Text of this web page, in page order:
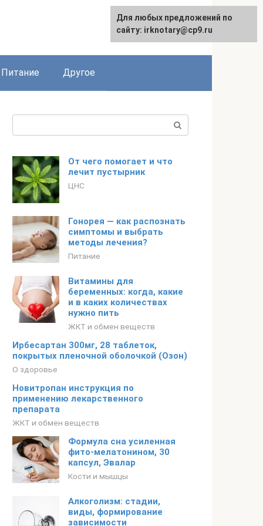
Питание Другое
От чего помогает и что
лечит пустырник
ЦНС
Гонорея — как распознать
симптомы и выбрать
методы лечения?
Питание
Витамины для
беременных: когда, какие
и в каких количествах
нужно пить
ЖКТ и обмен веществ
Ирбесартан 300мг, 28 таблеток,
покрытых пленочной оболочкой (Озон)
О здоровье
Новитропан инструкция по
применению лекарственного
препарата
ЖКТ и обмен веществ
Формула сна усиленная
фито-мелатонином, 30
капсул, Эвалар
Кости и мышцы
Алкоголизм: стадии,
виды, формирование
зависимости
Для любых предложений по
сайту: irknotary@cp9.ru